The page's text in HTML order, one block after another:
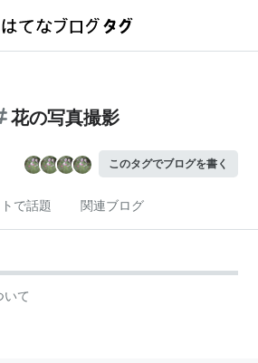
花の写真撮影
このタグでブログを書く
で話題 関連ブログ
いて